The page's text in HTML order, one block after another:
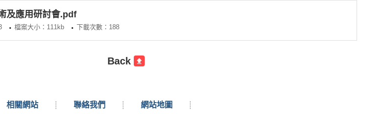
及應用研討會.pdf
檔案大小：111kb 下載次數：188
Back
相關網站 聯絡我們 網站地圖